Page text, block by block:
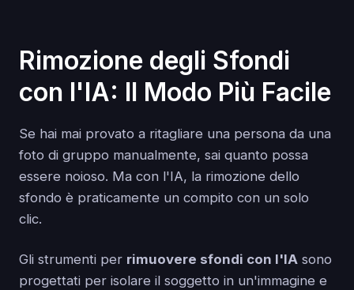
Rimozione degli Sfondi
con l'IA: Il Modo Più Facile
Se hai mai provato a ritagliare una persona da una
foto di gruppo manualmente, sai quanto possa
essere noioso. Ma con l'IA, la rimozione dello
sfondo è praticamente un compito con un solo
clic.
Gli strumenti per rimuovere sfondi con l'IA sono
progettati per isolare il soggetto in un'immagine e